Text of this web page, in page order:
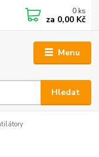
Menu
Hledat
0 ks
za 0,00 Kč